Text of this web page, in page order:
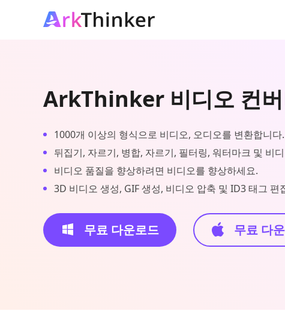
ArkThinker 비디오 컨
1000개 이상의 형식으로 비디오, 오디오를 변환합니다.
뒤집기, 자르기, 병합, 자르기, 필터링, 워터마크 및 비
비디오 품질을 향상하려면 비디오를 향상하세요.
3D 비디오 생성, GIF 생성, 비디오 압축 및 ID3 태그 편
무료 다운로드 무료 다